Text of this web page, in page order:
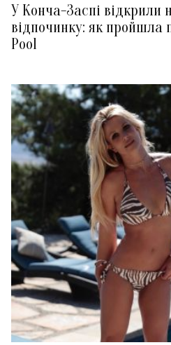
У Конча-Заспі відкрили
відпочинку: як пройшла
Pool